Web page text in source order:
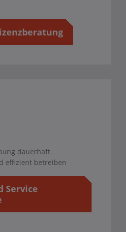
dauerhaft
effizient betreiben
Service